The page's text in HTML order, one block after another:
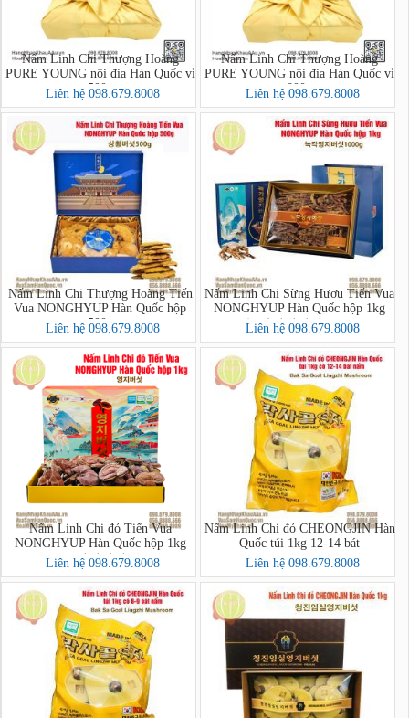
Nấm Linh Chi Thượng Hoàng
PURE YOUNG nội địa Hàn Quốc vỉ
500g
Liên hệ 098.679.8008
Nấm Linh Chi Thượng Hoàng
PURE YOUNG nội địa Hàn Quốc vỉ
300g
Liên hệ 098.679.8008
Nấm Linh Chi Thượng Hoàng Tiến
Vua NONGHYUP Hàn Quốc hộp
500g
Liên hệ 098.679.8008
Nấm Linh Chi Sừng Hươu Tiến Vua
NONGHYUP Hàn Quốc hộp 1kg
(녹각영지버섯1000g)
Liên hệ 098.679.8008
Nấm Linh Chi đỏ Tiến Vua
NONGHYUP Hàn Quốc hộp 1kg
(영지버섯)
Liên hệ 098.679.8008
Nấm Linh Chi đỏ CHEONGJIN Hàn
Quốc túi 1kg 12-14 bát
Liên hệ 098.679.8008